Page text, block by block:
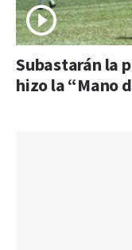
Subastarán la
hizo la “Mano